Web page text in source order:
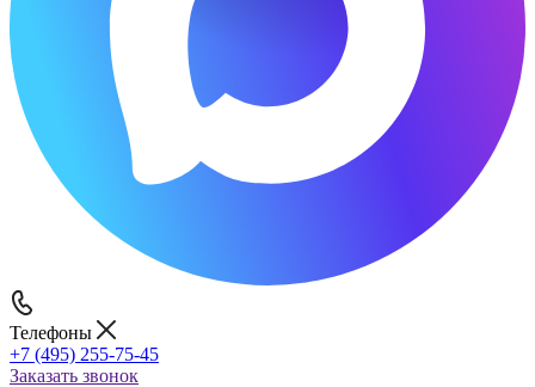
Телефоны
+7 (495) 255-75-45
Заказать звонок